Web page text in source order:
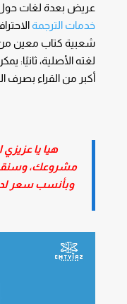
عريض بعدة لغات حول
خدمات الترجمة
شعبية كتاب معين من
لغته الأصلية، ثانيًا:
أكبر من القراء بصرف
هيا يا عزيزي
مشروعك،
وبأنسب سعر
مشغل
الفيديو